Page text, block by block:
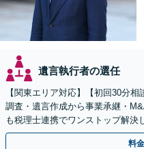
遺言執行者の選任
【関東エリア対応】【初回30分
調査・遺言作成から事業承継・
も税理士連携でワンストップ解決
紛争予防をご検討の方も、お気軽
料